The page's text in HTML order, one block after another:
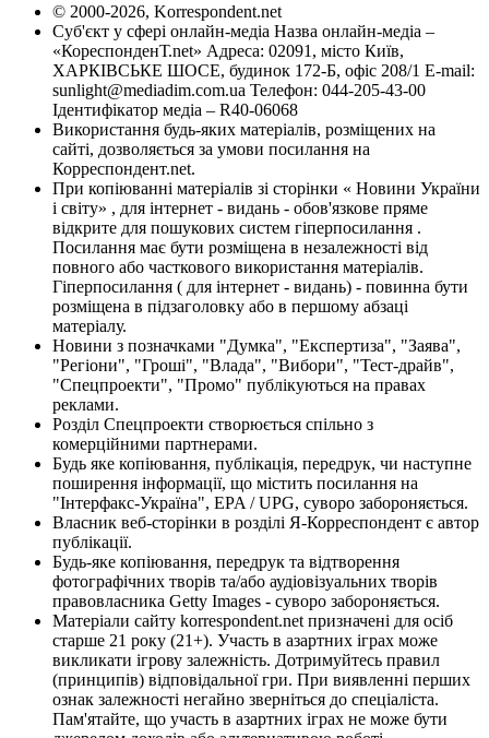
© 2000-2026, Korrespondent.net
Суб'єкт у сфері онлайн-медіа Назва онлайн-медіа –
«КореспонденТ.net» Адреса: 02091, місто Київ,
ХАРКІВСЬКЕ ШОСЕ, будинок 172-Б, офіс 208/1 E-mail:
sunlight@mediadim.com.ua Телефон: 044-205-43-00
Ідентифікатор медіа – R40-06068
Використання будь-яких матеріалів, розміщених на
сайті, дозволяється за умови посилання на
Корреспондент.net.
При копіюванні матеріалів зі сторінки « Новини України
і світу» , для інтернет - видань - обов'язкове пряме
відкрите для пошукових систем гіперпосилання .
Посилання має бути розміщена в незалежності від
повного або часткового використання матеріалів.
Гіперпосилання ( для інтернет - видань) - повинна бути
розміщена в підзаголовку або в першому абзаці
матеріалу.
Новини з позначками "Думка", "Експертиза", "Заява",
"Регіони", "Гроші", "Влада", "Вибори", "Тест-драйв",
"Спецпроекти", "Промо" публікуються на правах
реклами.
Розділ Спецпроекти створюється спільно з
комерційними партнерами.
Будь яке копіювання, публікація, передрук, чи наступне
поширення інформації, що містить посилання на
"Інтерфакс-Україна", EPA / UPG, суворо забороняється.
Власник веб-сторінки в розділі Я-Корреспондент є автор
публікації.
Будь-яке копіювання, передрук та відтворення
фотографічних творів та/або аудіовізуальних творів
правовласника Getty Images - суворо забороняється.
Матеріали сайту korrespondent.net призначені для осіб
старше 21 року (21+). Участь в азартних іграх може
викликати ігрову залежність. Дотримуйтесь правил
(принципів) відповідальної гри. При виявленні перших
ознак залежності негайно зверніться до спеціаліста.
Пам'ятайте, що участь в азартних іграх не може бути